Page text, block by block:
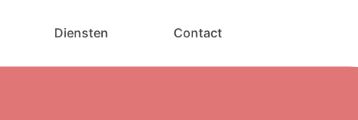
Diensten Contact